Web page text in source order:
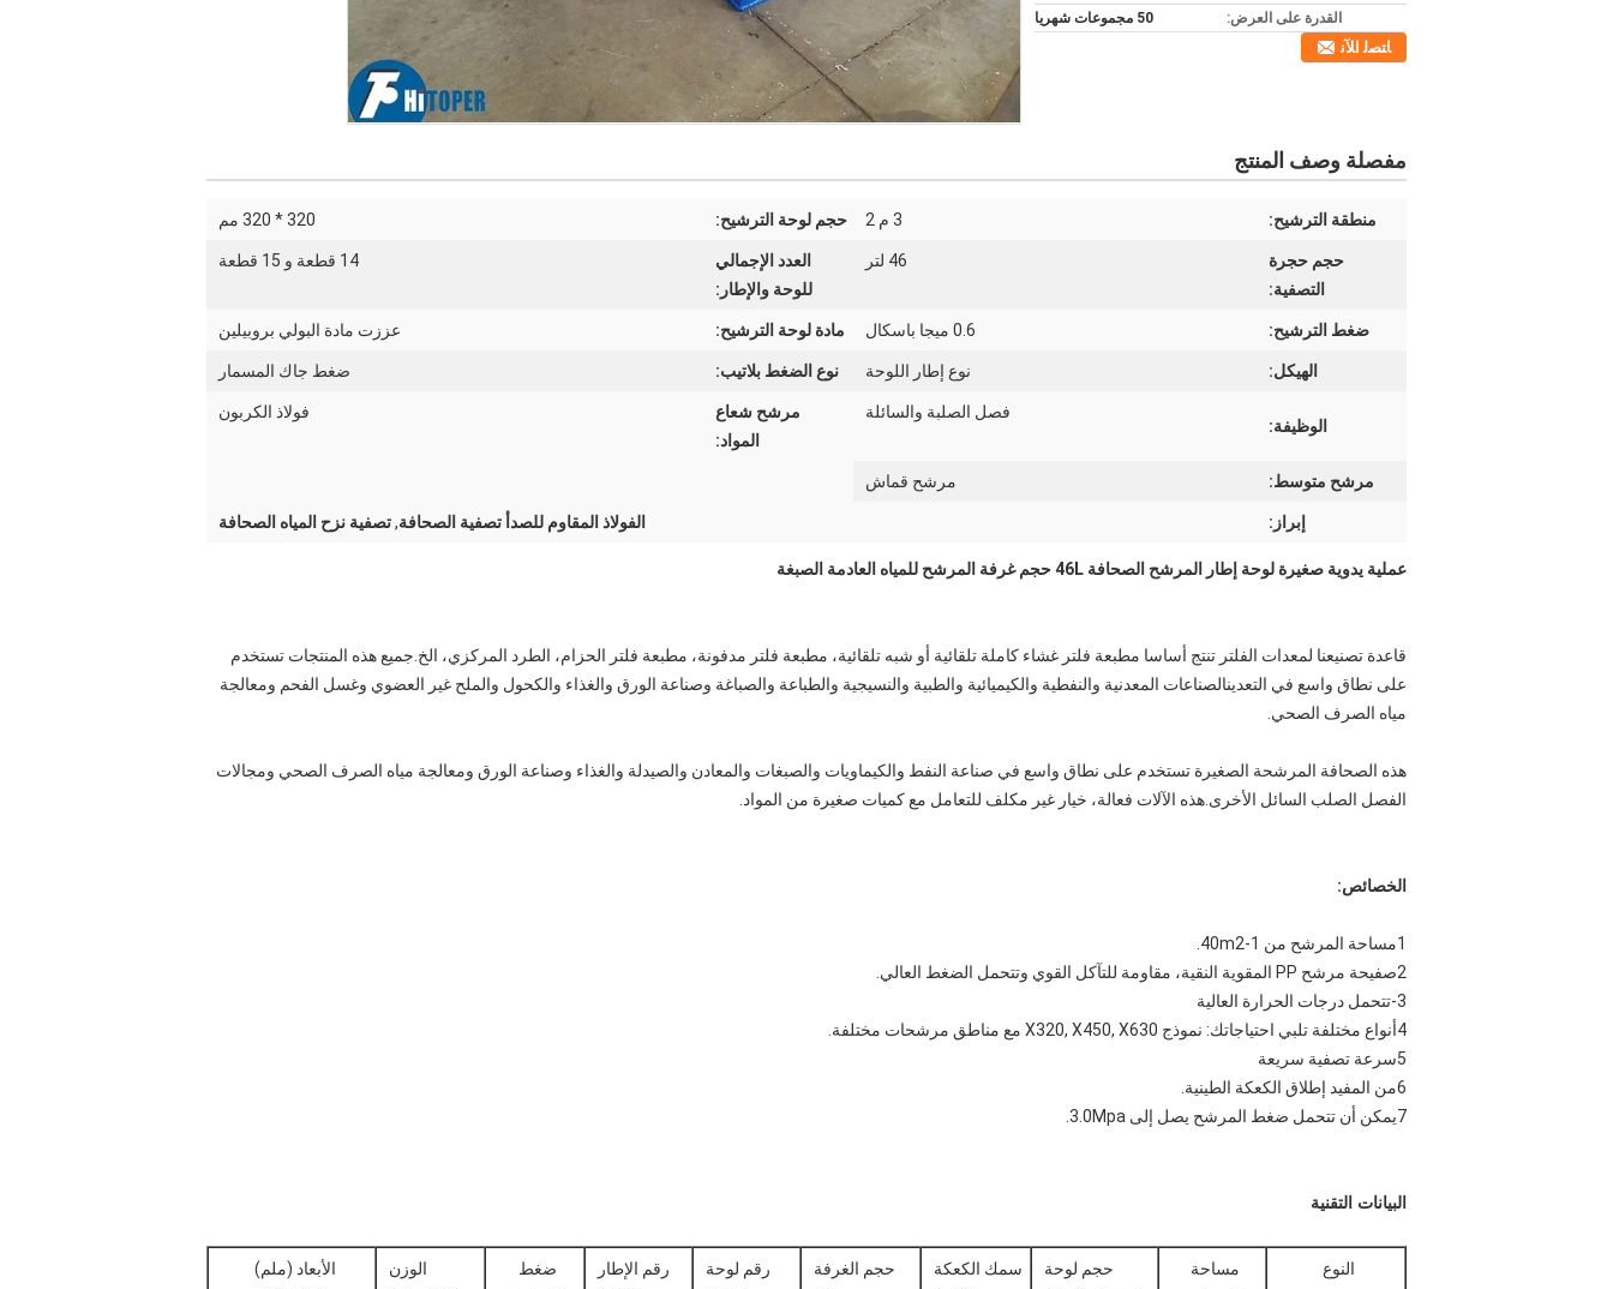
القدرة على العرض:
50 مجموعات شهريا
ﺎﺘﺼﻟ ﺍﻶﻧ
مفصلة وصف المنتج
منطقة الترشيح: 3 م 2 حجم لوحة الترشيح: 320 * 320 مم
حجم حجرة
التصفية:
46 لتر
العدد الإجمالي
للوحة والإطار:
14 قطعة و 15 قطعة
ضغط الترشيح: 0.6 ميجا باسكال مادة لوحة الترشيح: عززت مادة البولي بروبيلين
الهيكل: نوع إطار اللوحة نوع الضغط بلاتيب: ضغط جاك المسمار
الوظيفة:
فصل الصلبة والسائلة
مرشح شعاع
المواد:
فولاذ الكربون
مرشح متوسط: مرشح قماش
إبراز: الفولاذ المقاوم للصدأ تصفية الصحافة,تصفية نزح المياه الصحافة
عملية يدوية صغيرة لوحة إطار المرشح الصحافة 46L حجم غرفة المرشح للمياه العادمة الصبغة
قاعدة تصنيعنا لمعدات الفلتر تنتج أساسا مطبعة فلتر غشاء كاملة تلقائية أو شبه تلقائية، مطبعة فلتر مدفونة، مطبعة فلتر الحزام، الطرد المركزي، الخ.جميع هذه المنتجات تستخدم
على نطاق واسع في التعدينالصناعات المعدنية والنفطية والكيميائية والطبية والنسيجية والطباعة والصباغة وصناعة الورق والغذاء والكحول والملح غير العضوي وغسل الفحم ومعالجة
مياه الصرف الصحي.
هذه الصحافة المرشحة الصغيرة تستخدم على نطاق واسع في صناعة النفط والكيماويات والصبغات والمعادن والصيدلة والغذاء وصناعة الورق ومعالجة مياه الصرف الصحي ومجالات
الفصل الصلب السائل الأخرى.هذه الآلات فعالة، خيار غير مكلف للتعامل مع كميات صغيرة من المواد.
الخصائص:
1مساحة المرشح من 1-40m2.
2صفيحة مرشح PP المقوية النقية، مقاومة للتآكل القوي وتتحمل الضغط العالي.
3-تتحمل درجات الحرارة العالية
4أنواع مختلفة تلبي احتياجاتك: نموذج X320, X450, X630 مع مناطق مرشحات مختلفة.
5سرعة تصفية سريعة
6من المفيد إطلاق الكعكة الطينية.
7يمكن أن تتحمل ضغط المرشح يصل إلى 3.0Mpa.
البيانات التقنية
النوع
مساحة
حجم لوحة
سمك الكعكة
حجم الغرفة
رقم لوحة
رقم الإطار
ضغط
الوزن
الأبعاد (ملم)